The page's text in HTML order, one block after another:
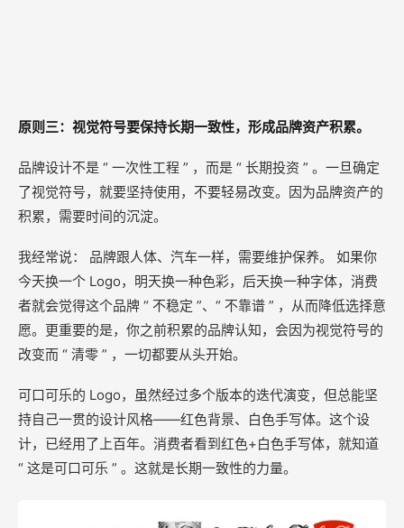
原则三：视觉符号要保持长期一致性，形成品牌资产积累。
品牌设计不是 “ 一次性工程 ” ，而是 “ 长期投资 ” 。一旦确定
了视觉符号，就要坚持使用，不要轻易改变。因为品牌资产的
积累，需要时间的沉淀。
我经常说： 品牌跟人体、汽车一样，需要维护保养。 如果你
今天换一个 Logo，明天换一种色彩，后天换一种字体，消费
者就会觉得这个品牌 “ 不稳定 ”、“ 不靠谱 ” ，从而降低选择意
愿。更重要的是，你之前积累的品牌认知，会因为视觉符号的
改变而 “ 清零 ” ，一切都要从头开始。
可口可乐的 Logo，虽然经过多个版本的迭代演变，但总能坚
持自己一贯的设计风格——红色背景、白色手写体。这个设
计，已经用了上百年。消费者看到红色+白色手写体，就知道
“ 这是可口可乐 ” 。这就是长期一致性的力量。